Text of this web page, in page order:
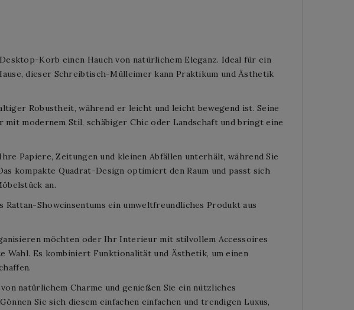
Korb einen Hauch von natürlichem Eleganz. Ideal für ein
dieser Schreibtisch-Mülleimer kann Praktikum und Ästhetik
Robustheit, während er leicht und leicht bewegend ist. Seine
modernem Stil, schäbiger Chic oder Landschaft und bringt eine
Papiere, Zeitungen und kleinen Abfällen unterhält, während Sie
kompakte Quadrat-Design optimiert den Raum und passt sich
an.
Showcinsentums ein umweltfreundliches Produkt aus
möchten oder Ihr Interieur mit stilvollem Accessoires
Es kombiniert Funktionalität und Ästhetik, um einen
natürlichem Charme und genießen Sie ein nützliches
Sie sich diesem einfachen einfachen und trendigen Luxus,